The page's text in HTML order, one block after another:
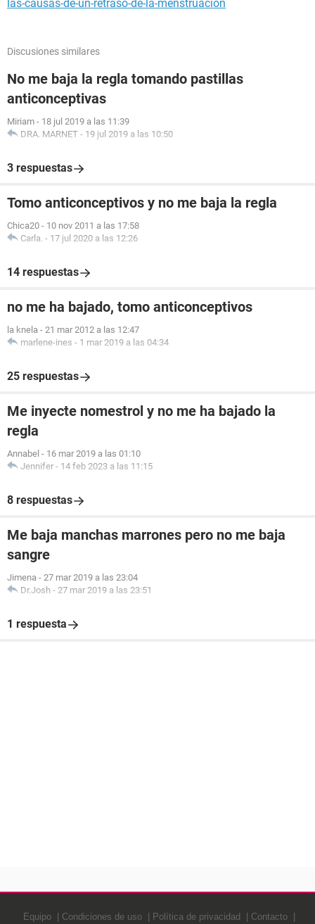
las-causas-de-un-retraso-de-la-menstruacion
Discusiones similares
No me baja la regla tomando pastillas
anticonceptivas
Miriam - 18 jul 2019 a las 11:39
DRA. MARNET - 19 jul 2019 a las 10:50
3 respuestas
Tomo anticonceptivos y no me baja la regla
Chica20 - 10 nov 2011 a las 17:58
Carla. - 17 jul 2020 a las 12:26
14 respuestas
no me ha bajado, tomo anticonceptivos
la knela - 21 mar 2012 a las 12:47
marlene-ines - 1 mar 2019 a las 04:34
25 respuestas
Me inyecte nomestrol y no me ha bajado la
regla
Annabel - 16 mar 2019 a las 01:10
Jennifer - 14 feb 2023 a las 11:15
8 respuestas
Me baja manchas marrones pero no me baja
sangre
Jimena - 27 mar 2019 a las 23:04
Dr.Josh - 27 mar 2019 a las 23:51
1 respuesta
Equipo Condiciones de uso Política de privacidad Contacto